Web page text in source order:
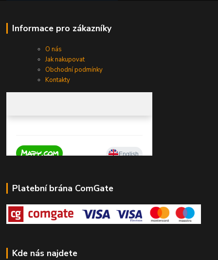
Informace pro zákazníky
O nás
Jak nakupovat
Obchodní podmínky
Kontakty
Platební brána ComGate
Kde nás najdete